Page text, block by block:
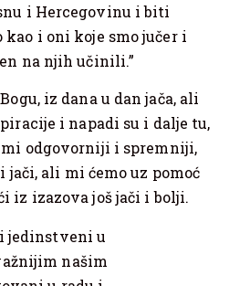
i Hercegovinu i biti
i oni koje smo jučer i
na njih učinili.”
iz dana u dan jača, ali
i napadi su i dalje tu,
mi odgovorniji i spremniji,
ali mi ćemo uz pomoć
iz izazova još jači i bolji.
jedinstveni u
našim